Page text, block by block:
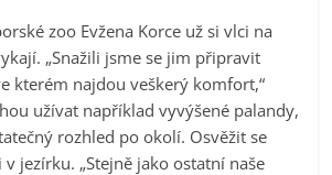
zoo Evžena Korce už si vlci na
„Snažili jsme se jim připravit
kterém najdou veškerý komfort,“
užívat například vyvýšené palandy,
rozhled po okolí. Osvěžit se
jezírku. „Stejně jako ostatní naše